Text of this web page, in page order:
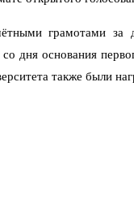
грамотами за
дня основания
также были